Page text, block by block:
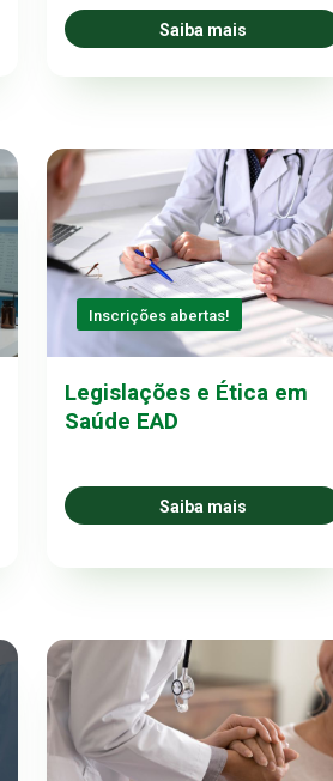
Saiba mais
Inscrições abertas!
Legislações e Ética em
Saúde EAD
Saiba mais